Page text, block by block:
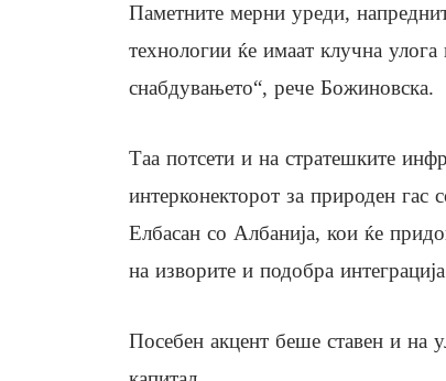
Паметните мерни уреди,
технологии ќе имаат клучна
снабдувањето“, рече Божиновска.
Таа потсети и на стратешките
интерконекторот за природен гас
Елбасан со Албанија, кои ќе
на изворите и подобра
Посебен акцент беше ставен и на